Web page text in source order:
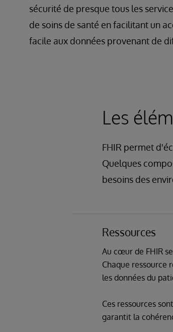
sécurité de presque tous les
de soins de santé en facilitant un
facile aux données provenant de
Les
FHIR permet
Quelques
besoins des
Ressources
Au cœur de FHIR
Chaque ressource
les données du
Ces ressources
garantit la